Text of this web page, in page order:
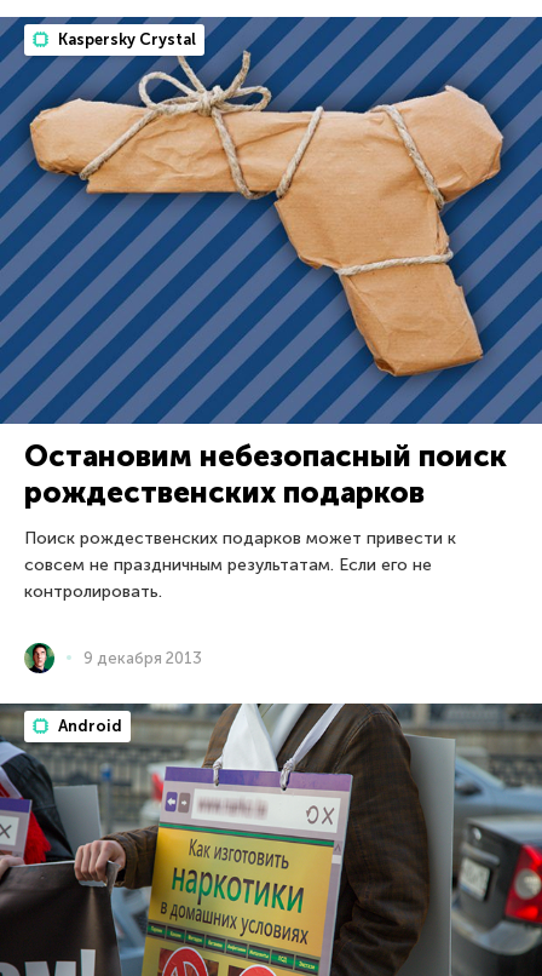
Kaspersky Crystal
Остановим небезопасный поиск
рождественских подарков
Поиск рождественских подарков может привести к
совсем не праздничным результатам. Если его не
контролировать.
9 декабря 2013
Android